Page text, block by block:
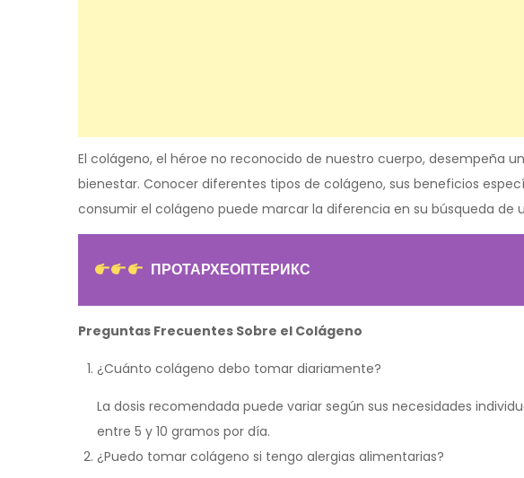
El colágeno, el héroe no reconocido de nuestro cuerpo, desempeña
bienestar. Conocer diferentes tipos de colágeno, sus beneficios
consumir el colágeno puede marcar la diferencia en su búsqueda de
ПРОТАРХЕОПТЕРИКС
Preguntas Frecuentes Sobre el Colágeno
¿Cuánto colágeno debo tomar diariamente?
La dosis recomendada puede variar según sus necesidades
entre 5 y 10 gramos por día.
¿Puedo tomar colágeno si tengo alergias alimentarias?